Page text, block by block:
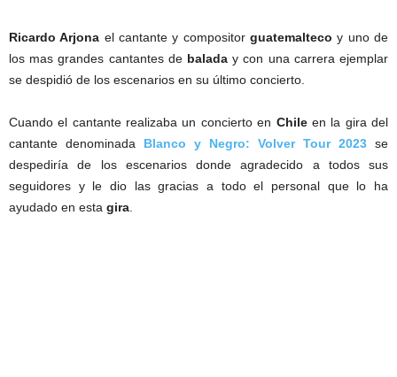
Ricardo Arjona el cantante y compositorguatemalteco y uno de
los mas grandes cantantes de balada y con una carrera ejemplar
se despidió de los escenarios en su último concierto.
Cuando el cantante realizaba un concierto en Chileen la gira del
cantante denominada Blanco y Negro: Volver Tour 2023 se
despediría de los escenarios donde agradecido a todos sus
seguidores y le dio las gracias a todo el personal que lo ha
ayudado en esta gira